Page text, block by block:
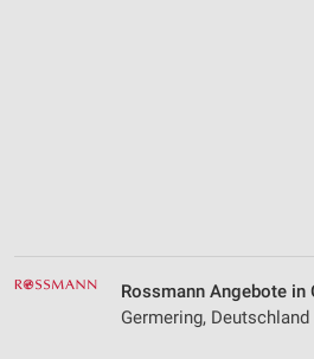
Rossmann Angebote in
Germering, Deutschland